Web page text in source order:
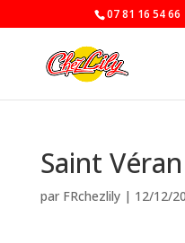
07 81 16 54 66
Saint
par FRchezlily| 12/12/